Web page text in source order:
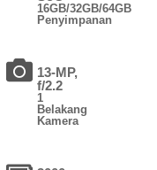
16GB/32GB/64GB
Penyimpanan
13-MP,
f/2.2
1
Belakang
Kamera